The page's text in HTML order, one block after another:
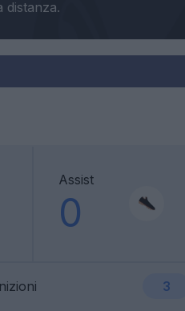
Assist
0
3